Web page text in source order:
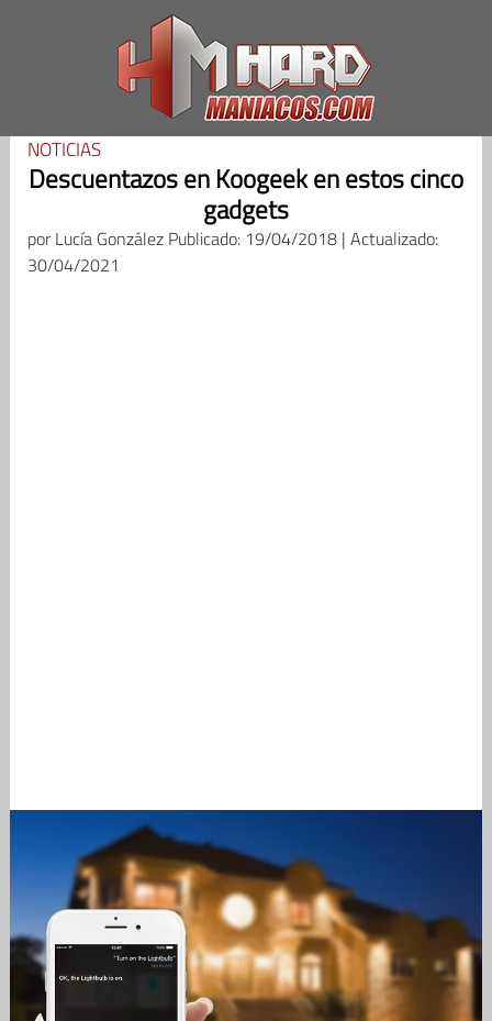
NOTICIAS
Descuentazos en Koogeek en estos cinco
gadgets
porLucía González Publicado: 19/04/2018 | Actualizado:
30/04/2021